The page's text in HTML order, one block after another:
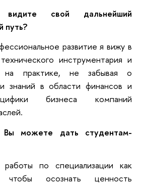
свой дальнейший
путь?
развитие я вижу в
инструментария и
на практике, не забывая о
знаний в области финансов и
бизнеса компаний
можете дать студентам-
по специализации как
осознать ценность